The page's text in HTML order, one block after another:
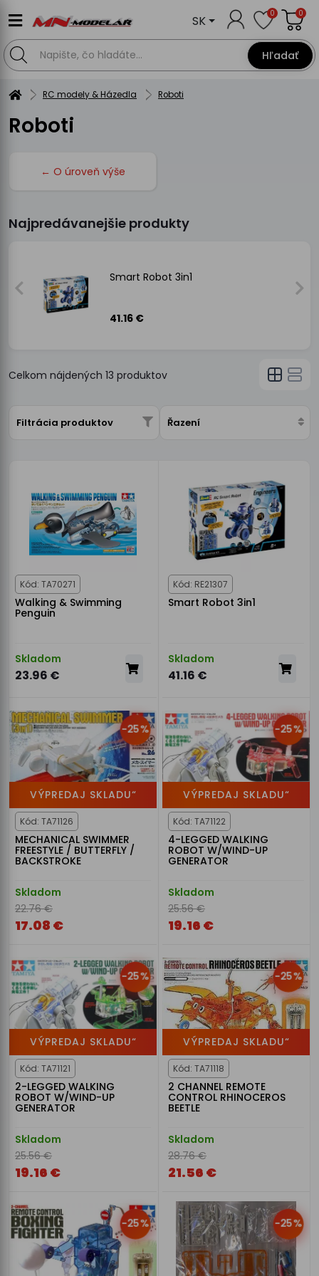
Hľadať
SK 0 0
RC modely & Házedla Roboti
Roboti
← O úroveň výše
Najpredávanejšie produkty
Smart Robot 3in1
41.16 €
Celkom nájdených 13 produktov
Filtrácia produktov Řazení
Kód: TA70271
Walking & Swimming
Penguin
Skladom
23.96 €
Kód: RE21307
Smart Robot 3in1
Skladom
41.16 €
-25%
VÝPREDAJ SKLADU“
Kód: TA71126
MECHANICAL SWIMMER
FREESTYLE / BUTTERFLY /
BACKSTROKE
Skladom
22.76 €
17.08 €
-25%
VÝPREDAJ SKLADU“
Kód: TA71122
4-LEGGED WALKING
ROBOT W/WIND-UP
GENERATOR
Skladom
25.56 €
19.16 €
-25%
VÝPREDAJ SKLADU“
Kód: TA71121
2-LEGGED WALKING
ROBOT W/WIND-UP
GENERATOR
Skladom
25.56 €
19.16 €
-25%
VÝPREDAJ SKLADU“
Kód: TA71118
2 CHANNEL REMOTE
CONTROL RHINOCEROS
BEETLE
Skladom
28.76 €
21.56 €
-25% -25%